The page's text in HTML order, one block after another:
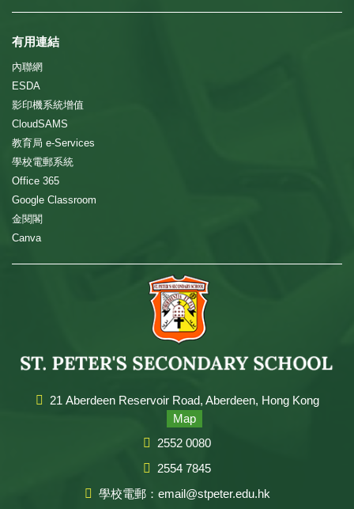
有用連結
內聯網
ESDA
影印機系統增值
CloudSAMS
教育局 e-Services
學校電郵系統
Office 365
Google Classroom
金閱閣
Canva
21 Aberdeen Reservoir Road, Aberdeen, Hong Kong
Map
2552 0080
2554 7845
學校電郵：email@stpeter.edu.hk